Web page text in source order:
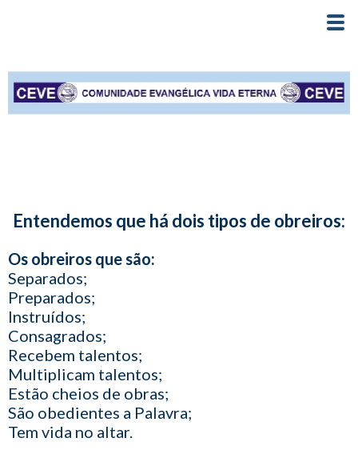
Entendemos que há dois tipos de obreiros:
Os obreiros que são:
Separados;
Preparados;
Instruídos;
Consagrados;
Recebem talentos;
Multiplicam talentos;
Estão cheios de obras;
São obedientes a Palavra;
Tem vida no altar.